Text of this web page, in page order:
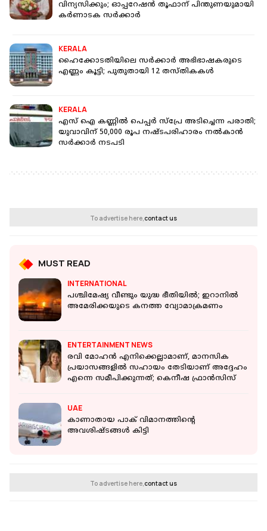
വിന്യസിക്കും; ഓപ്പറേഷന്‍ തൂഫാന് പിന്തുണയുമായി
കര്‍ണാടക സര്‍ക്കാര്‍
KERALA
ഹൈക്കോടതിയിലെ സര്‍ക്കാര്‍ അഭിഭാഷകരുടെ
എണ്ണം കൂട്ടി; പുതുതായി 12 തസ്തികകള്‍
KERALA
എസ് ഐ കണ്ണിൽ പെപ്പർ സ്പ്രേ അടിച്ചെന്ന പരാതി;
യുവാവിന് 50,000 രൂപ നഷ്ടപരിഹാരം നൽകാൻ
സർക്കാർ നടപടി
To advertise here,contact us
MUST READ
INTERNATIONAL
പശ്ചിമേഷ്യ വീണ്ടും യുദ്ധ ഭീതിയിൽ; ഇറാനിൽ
അമേരിക്കയുടെ കനത്ത വ്യോമാക്രമണം
ENTERTAINMENT NEWS
രവി മോഹൻ എനിക്കെല്ലാമാണ്, മാനസിക
പ്രയാസങ്ങളിൽ സഹായം തേടിയാണ് അദ്ദേഹം
എന്നെ സമീപിക്കുന്നത്; കെനീഷ ഫ്രാൻസിസ്
UAE
കാണാതായ പാക് വിമാനത്തിന്റെ
അവശിഷ്ടങ്ങൾ കിട്ടി
To advertise here,contact us